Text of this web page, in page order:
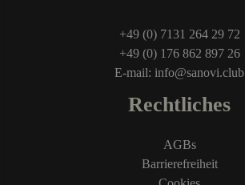
+49 (0) 7131 264 29 72
+49 (0) 176 862 897 26
E-mail: info@sanovi.club
Rechtliches
AGBs
Barrierefreiheit